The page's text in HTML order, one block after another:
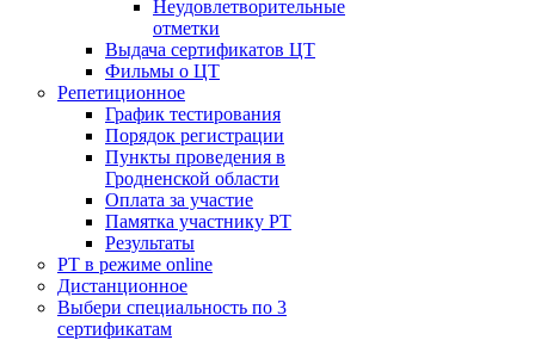
Неудовлетворительные
отметки
Выдача сертификатов ЦТ
Фильмы о ЦТ
Репетиционное
График тестирования
Порядок регистрации
Пункты проведения в
Гродненской области
Оплата за участие
Памятка участнику РТ
Результаты
РТ в режиме online
Дистанционное
Выбери специальность по 3
сертификатам